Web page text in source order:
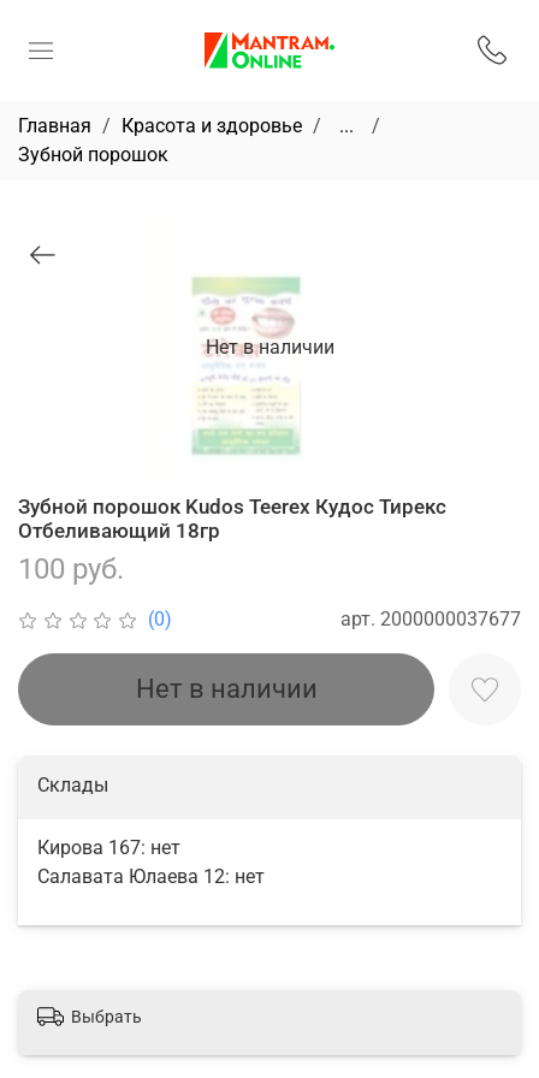
Главная Красота и здоровье
...
Зубной порошок
Нет в наличии
(0) арт. 2000000037677
Зубной порошок Kudos Teerex Кудос Тирекс
Отбеливающий 18гр
100 руб.
Нет в наличии
Склады
Кирова 167: нет
Салавата Юлаева 12: нет
Выбрать